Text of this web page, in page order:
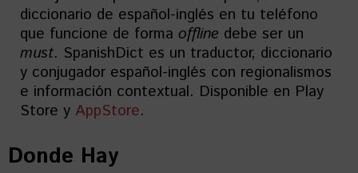
diccionario de español-inglés en tu teléfono
que funcione de forma offline debe ser un
must. SpanishDict es un traductor, diccionario
y conjugador español-inglés con regionalismos
e información contextual. Disponible en Play
Store y AppStore.
Donde Hay